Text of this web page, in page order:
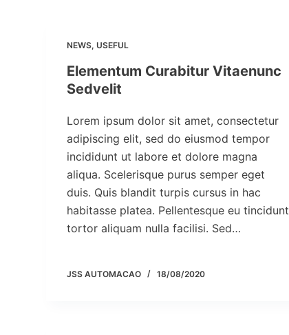
NEWS,USEFUL
Elementum Curabitur Vitaenunc
Sedvelit
Lorem ipsum dolor sit amet, consectetur
adipiscing elit, sed do eiusmod tempor
incididunt ut labore et dolore magna
aliqua. Scelerisque purus semper eget
duis. Quis blandit turpis cursus in hac
habitasse platea. Pellentesque eu tincidunt
tortor aliquam nulla facilisi. Sed…
JSS AUTOMACAO 18/08/2020